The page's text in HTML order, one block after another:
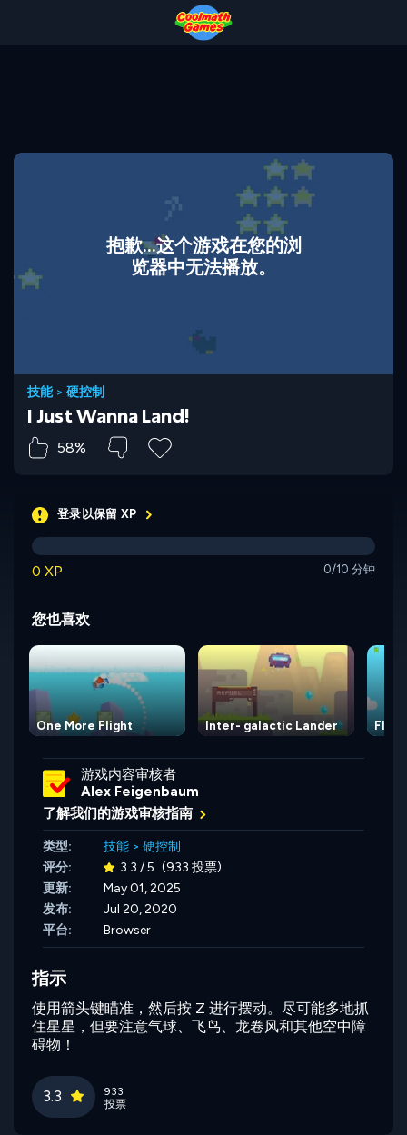
抱歉...这个游戏在您的浏
览器中无法播放。
技能> 硬控制
I Just Wanna Land!
58%
登录以保留 XP
0 XP 0/10 分钟
您也喜欢
One More Flight Inter- galactic Lander Flap
游戏内容审核者
Alex Feigenbaum
了解我们的游戏审核指南
类型: 技能 > 硬控制
评分:
3.3 / 5 (933 投票)
更新:
May 01, 2025
发布:
Jul 20, 2020
平台:
Browser
指示
使用箭头键瞄准，然后按 Z 进行摆动。尽可能多地抓
住星星，但要注意气球、飞鸟、龙卷风和其他空中障
碍物！
3.3
933
投票